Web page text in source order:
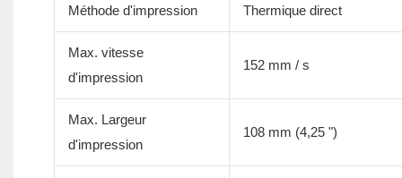
Méthode d'impression Thermique direct
Max. vitesse
d'impression
152 mm / s
Max. Largeur
d'impression
108 mm (4,25 ")